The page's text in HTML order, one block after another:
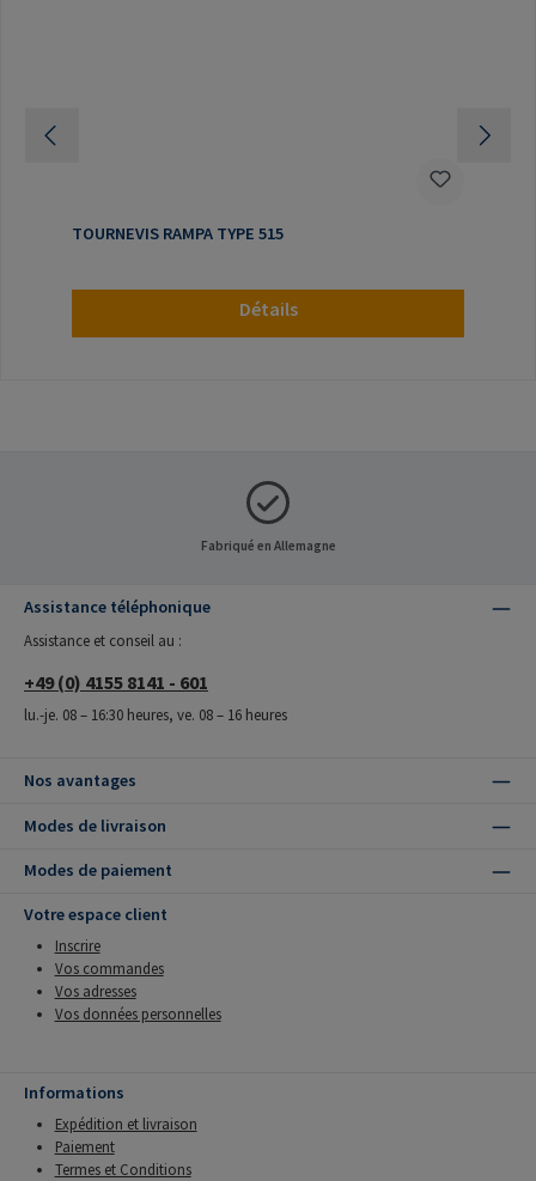
TOURNEVIS RAMPA TYPE 515
Détails
Fabriqué en Allemagne
Assistance téléphonique
Assistance et conseil au :
+49 (0) 4155 8141 - 601
lu.-je. 08 – 16:30 heures, ve. 08 – 16 heures
Nos avantages
Modes de livraison
Modes de paiement
Votre espace client
Inscrire
Vos commandes
Vos adresses
Vos données personnelles
Informations
Expédition et livraison
Paiement
Termes et Conditions